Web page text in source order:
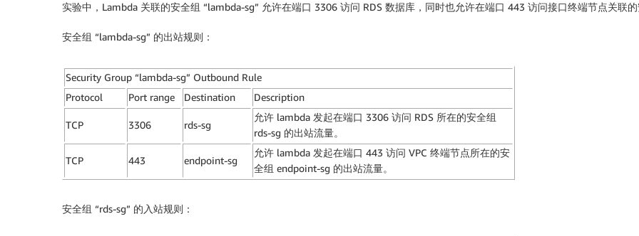
实验中，Lambda 关联的安全组 “lambda-sg” 允许在端口 3306 访问 RDS 数据库，同时也允许在端口 443 访问接口终端节点关联
安全组 “lambda-sg” 的出站规则：
Security Group “lambda-sg” Outbound Rule
Protocol
Port range Destination Description
TCP 3306 rds-sg
允许 lambda 发起在端口 3306 访问 RDS 所在的安全组
rds-sg 的出站流量。
TCP 443 endpoint-sg
允许 lambda 发起在端口 443 访问 VPC 终端节点所在的安
全组 endpoint-sg 的出站流量。
安全组 “rds-sg” 的入站规则：